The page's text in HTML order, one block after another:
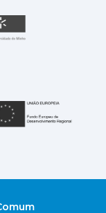
para a
Portuguesa